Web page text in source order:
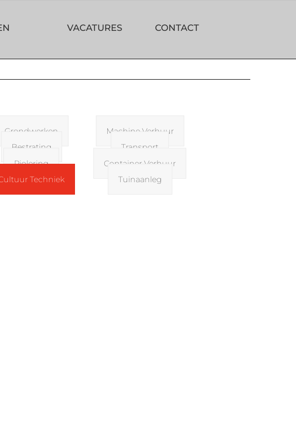
VACATURES CONTACT
Grondwerken
Bestrating
Riolering
Techniek
Machine Verhuur
Transport
Container Verhuur
Tuinaanleg